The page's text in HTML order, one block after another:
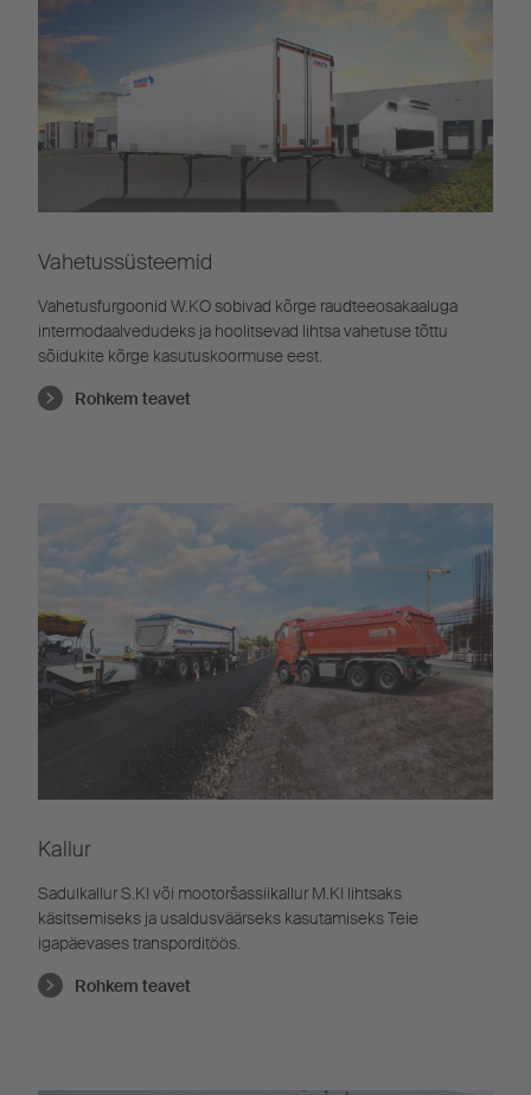
Vahetussüsteemid
Vahetusfurgoonid W.KO sobivad kõrge raudteeosakaaluga
intermodaalvedudeks ja hoolitsevad lihtsa vahetuse tõttu
sõidukite kõrge kasutuskoormuse eest.
Rohkem teavet
Kallur
Sadulkallur S.KI või mootoršassiikallur M.KI lihtsaks
käsitsemiseks ja usaldusväärseks kasutamiseks Teie
igapäevases transporditöös.
Rohkem teavet